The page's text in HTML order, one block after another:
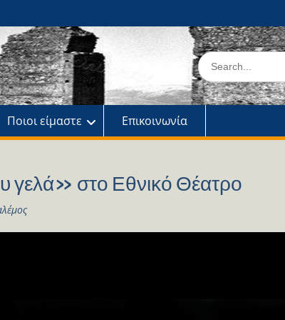
Search
for:
Ποιοι είμαστε Επικοινωνία
στο Εθνικό Θέατρο